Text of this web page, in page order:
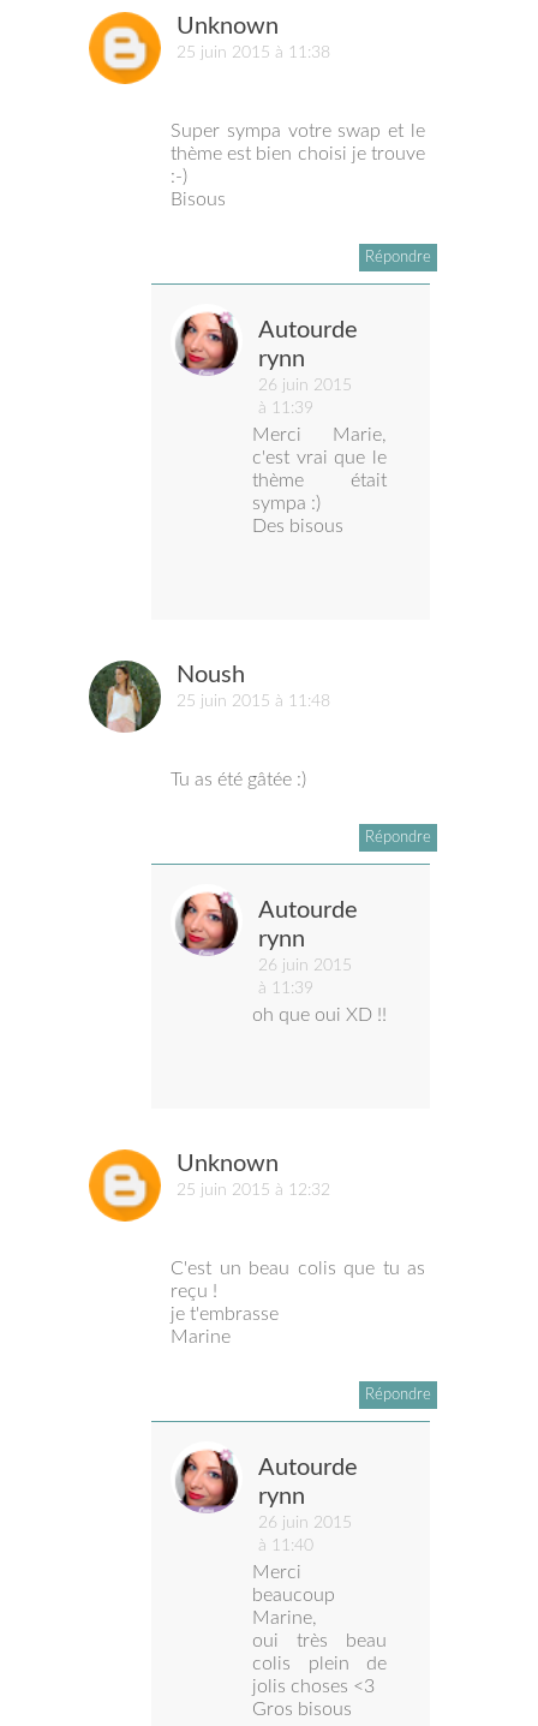
Unknown
25 juin 2015 à 11:38
Super sympa votre swap et le
thème est bien choisi je trouve
:-)
Bisous
Répondre
Autourde
rynn
26 juin 2015
à 11:39
Merci Marie,
c'est vrai que le
thème était
sympa :)
Des bisous
Noush
25 juin 2015 à 11:48
Tu as été gâtée :)
Répondre
Autourde
rynn
26 juin 2015
à 11:39
oh que oui XD !!
Unknown
25 juin 2015 à 12:32
C'est un beau colis que tu as
reçu !
je t'embrasse
Marine
Répondre
Autourde
rynn
26 juin 2015
à 11:40
Merci
beaucoup
Marine,
oui très beau
colis plein de
jolis choses <3
Gros bisous